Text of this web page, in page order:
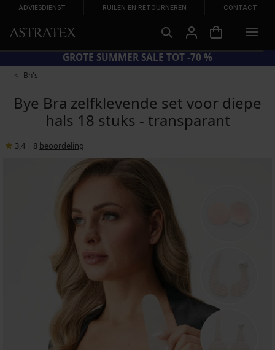
ADVIESDIENST RUILEN EN RETOURNEREN CONTACT
GROTE
Bh's
Bye Bra zelfklevende set voor diepe
hals 18 stuks - transparant
3,4 8 beoordeling